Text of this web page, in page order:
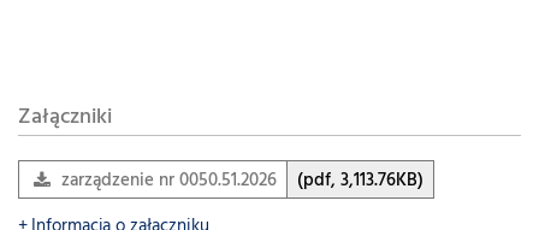
Załączniki
zarządzenie nr 0050.51.2026
(pdf, 3,113.76KB)